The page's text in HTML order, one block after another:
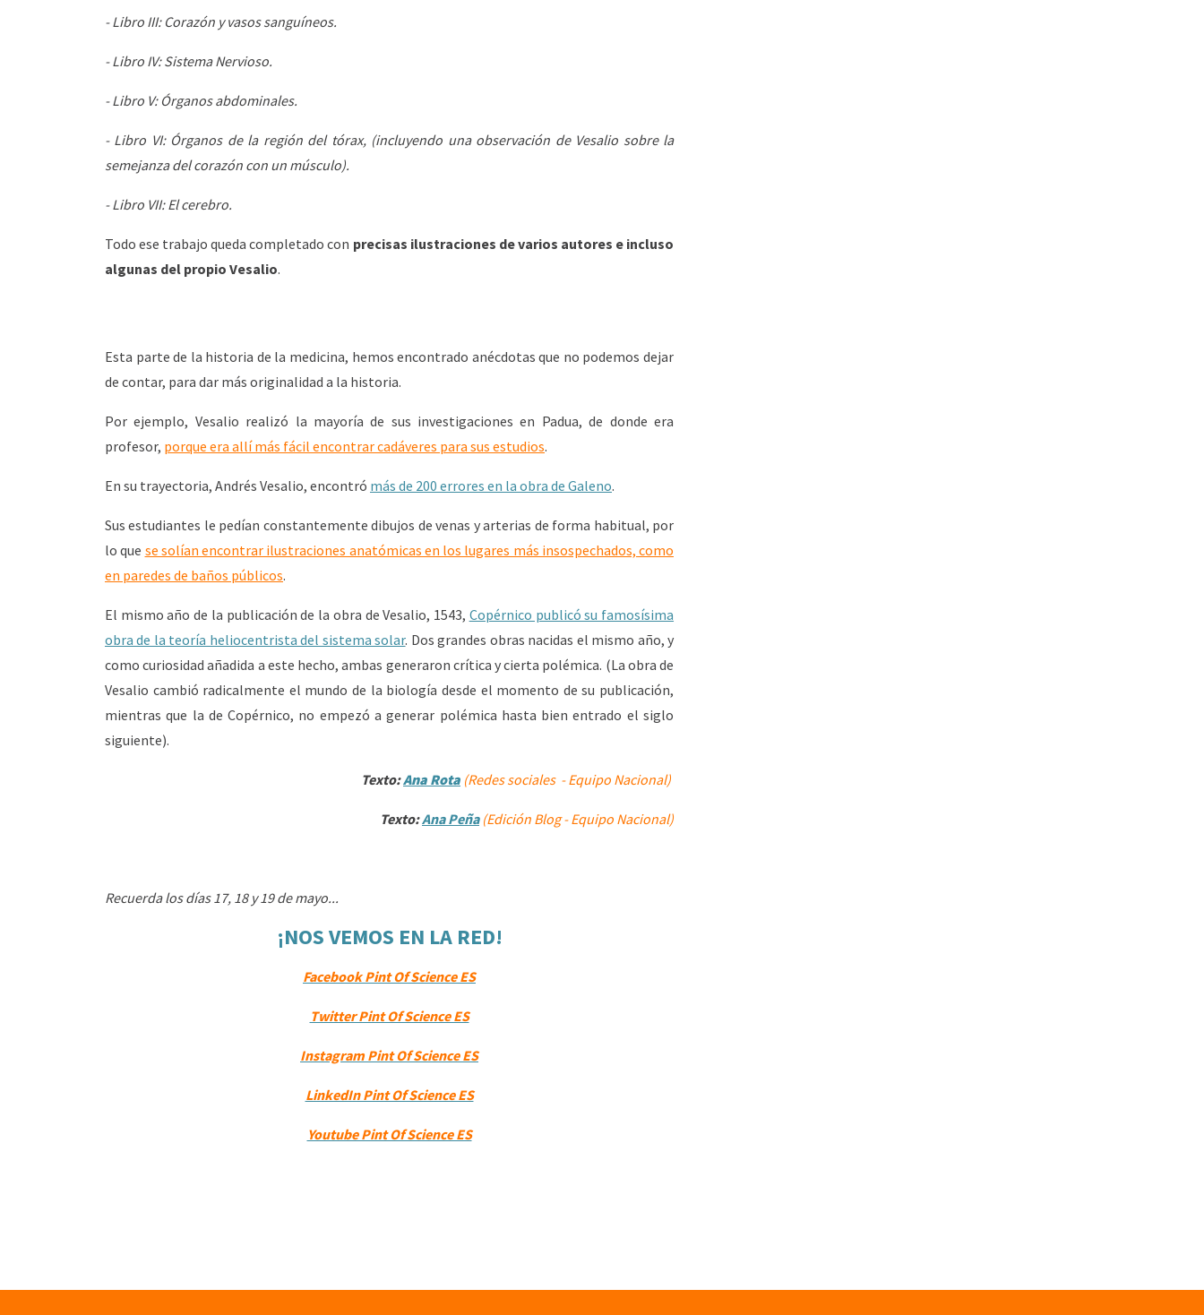
- Libro III: Corazón y vasos sanguíneos.
- Libro IV: Sistema Nervioso.
- Libro V: Órganos abdominales.
- Libro VI: Órganos de la región del tórax, (incluyendo una observación de Vesalio sobre la
semejanza del corazón con un músculo).
- Libro VII: El cerebro.
Todo ese trabajo queda completado con precisas ilustraciones de varios autores e incluso
algunas del propio Vesalio.
Esta parte de la historia de la medicina, hemos encontrado anécdotas que no podemos dejar
de contar, para dar más originalidad a la historia.
Por ejemplo, Vesalio realizó la mayoría de sus investigaciones en Padua, de donde era
profesor, porque era allí más fácil encontrar cadáveres para sus estudios.
En su trayectoria, Andrés Vesalio, encontró más de 200 errores en la obra de Galeno.
Sus estudiantes le pedían constantemente dibujos de venas y arterias de forma habitual, por
lo que se solían encontrar ilustraciones anatómicas en los lugares más insospechados, como
en paredes de baños públicos.
El mismo año de la publicación de la obra de Vesalio, 1543, Copérnico publicó su famosísima
obra de la teoría heliocentrista del sistema solar. Dos grandes obras nacidas el mismo año, y
como curiosidad añadida a este hecho, ambas generaron crítica y cierta polémica. (La obra de
Vesalio cambió radicalmente el mundo de la biología desde el momento de su publicación,
mientras que la de Copérnico, no empezó a generar polémica hasta bien entrado el siglo
siguiente).
Texto:Ana Rota (Redes sociales - Equipo Nacional)
Texto:Ana Peña (Edición Blog - Equipo Nacional)
Recuerda los días 17, 18 y 19 de mayo...
¡NOS VEMOS EN LA RED!
Facebook Pint Of Science ES
Twitter Pint Of Science ES
Instagram Pint Of Science ES
LinkedIn Pint Of Science ES
Youtube Pint Of Science ES